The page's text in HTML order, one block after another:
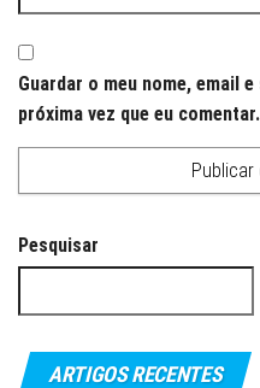
Guardar o meu nome, email
próxima vez que eu comentar.
Pesquisar
ARTIGOS RECENTES